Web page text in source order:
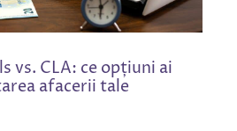
vs. CLA: ce opțiuni ai
afacerii tale